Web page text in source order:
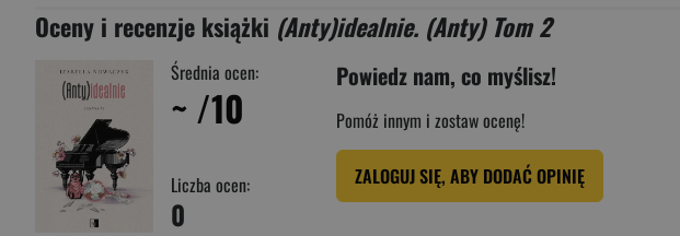
Oceny i recenzje książki (Anty)idealnie. (Anty) Tom 2
Średnia ocen:
~ /10
Liczba ocen:
0
Powiedz nam, co myślisz!
Pomóż innym i zostaw ocenę!
ZALOGUJ SIĘ, ABY DODAĆ OPINIĘ